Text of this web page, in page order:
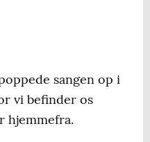
sangen op i
vi befinder os
hjemmefra.